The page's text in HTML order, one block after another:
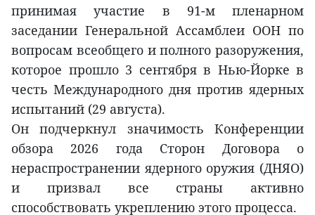
принимая участие в 91-м пленарном
заседании Генеральной Ассамблеи ООН по
вопросам всеобщего и полного разоружения,
которое прошло 3 сентября в Нью-Йорке в
честь Международного дня против ядерных
испытаний (29 августа).
Он подчеркнул значимость Конференции
обзора 2026 года Сторон Договора о
нераспространении ядерного оружия (ДНЯО)
и призвал все страны активно
способствовать укреплению этого процесса.